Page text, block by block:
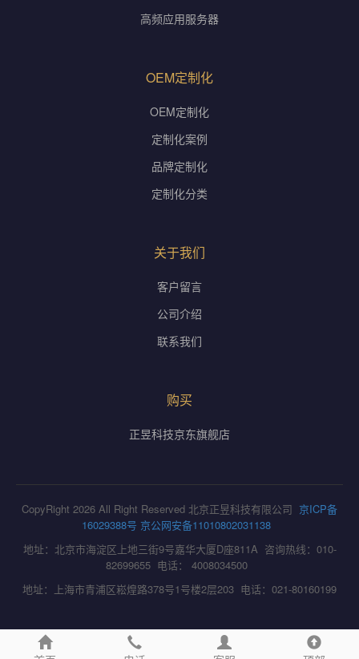
高频应用服务器
OEM定制化
OEM定制化
定制化案例
品牌定制化
定制化分类
关于我们
客户留言
公司介绍
联系我们
购买
正昱科技京东旗舰店
CopyRight 2026 All Right Reserved 北京正昱科技有限公司 京ICP备
16029388号 京公网安备11010802031138
地址：北京市海淀区上地三街9号嘉华大厦D座811A 咨询热线：010-
82699655 电话： 4008034500
地址：上海市青浦区崧煌路378号1号楼2层203 电话：021-80160199